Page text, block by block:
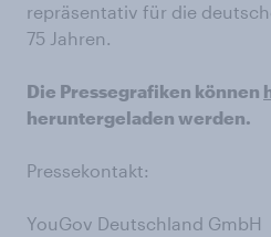
repräsentativ für die
75 Jahren.
Die Pressegrafiken können
heruntergeladen werden.
Pressekontakt:
YouGov Deutschland GmbH